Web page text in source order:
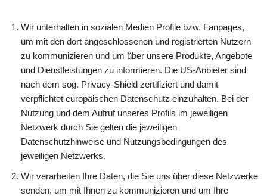
Wir unterhalten in sozialen Medien Profile bzw. Fanpages,
um mit den dort angeschlossenen und registrierten Nutzern
zu kommunizieren und um über unsere Produkte, Angebote
und Dienstleistungen zu informieren. Die US-Anbieter sind
nach dem sog. Privacy-Shield zertifiziert und damit
verpflichtet europäischen Datenschutz einzuhalten. Bei der
Nutzung und dem Aufruf unseres Profils im jeweiligen
Netzwerk durch Sie gelten die jeweiligen
Datenschutzhinweise und Nutzungsbedingungen des
jeweiligen Netzwerks.
Wir verarbeiten Ihre Daten, die Sie uns über diese Netzwerke
senden, um mit Ihnen zu kommunizieren und um Ihre